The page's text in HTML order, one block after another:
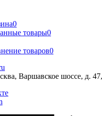
0
товары0
товаров0
Варшавское шоссе, д.